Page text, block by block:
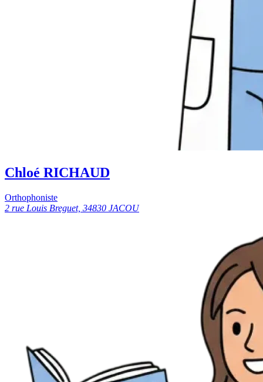
Chloé RICHAUD
Orthophoniste
2 rue Louis Breguet, 34830 JACOU